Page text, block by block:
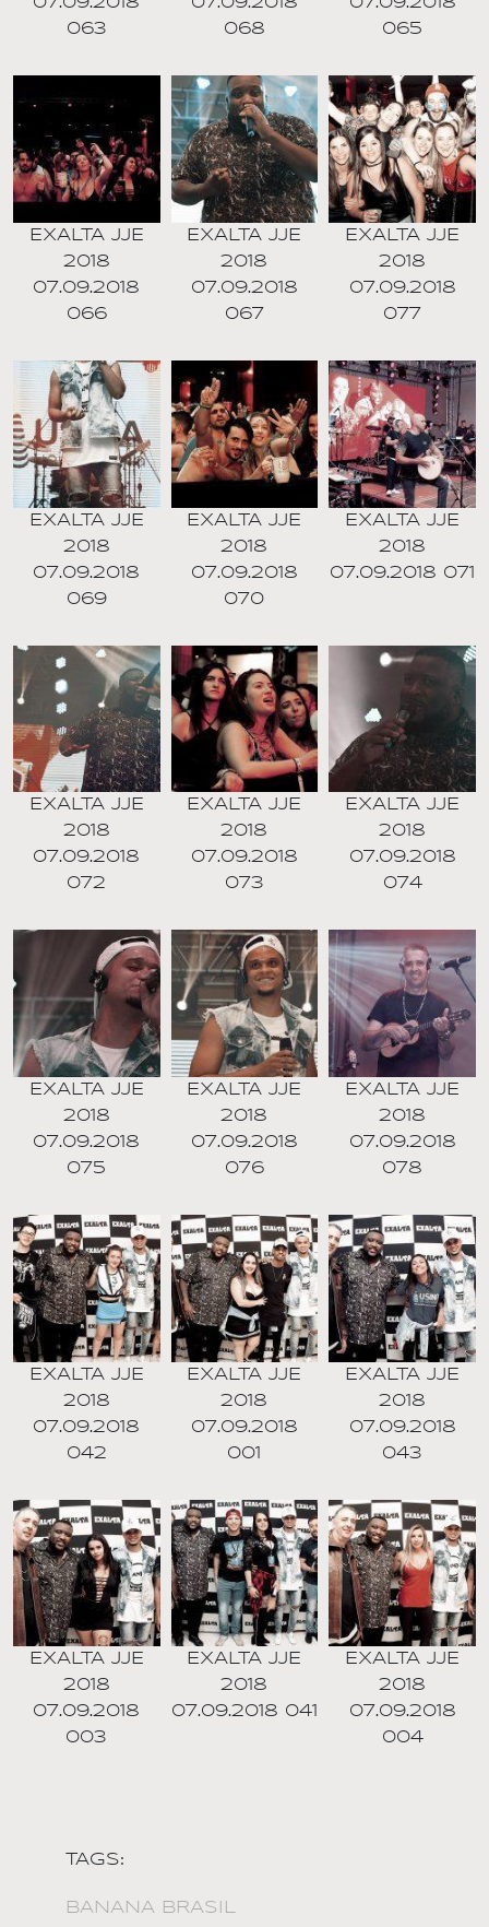
063
068
065
EXALTA JJE
2018
07.09.2018
066
EXALTA JJE
2018
07.09.2018
067
EXALTA JJE
2018
07.09.2018
077
EXALTA JJE
2018
07.09.2018
069
EXALTA JJE
2018
07.09.2018
070
EXALTA JJE
2018
07.09.2018 071
EXALTA JJE
2018
07.09.2018
072
EXALTA JJE
2018
07.09.2018
073
EXALTA JJE
2018
07.09.2018
074
EXALTA JJE
2018
07.09.2018
075
EXALTA JJE
2018
07.09.2018
076
EXALTA JJE
2018
07.09.2018
078
EXALTA JJE
2018
07.09.2018
042
EXALTA JJE
2018
07.09.2018
001
EXALTA JJE
2018
07.09.2018
043
EXALTA JJE
2018
07.09.2018
003
EXALTA JJE
2018
07.09.2018 041
EXALTA JJE
2018
07.09.2018
004
TAGS:
BANANA BRASIL